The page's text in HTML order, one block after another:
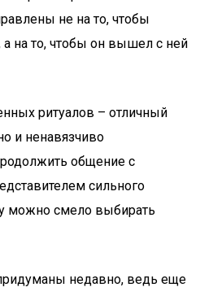
не на то, чтобы
на то, чтобы он вышел с ней
ритуалов – отличный
и ненавязчиво
общение с
сильного
можно смело выбирать
недавно, ведь еще